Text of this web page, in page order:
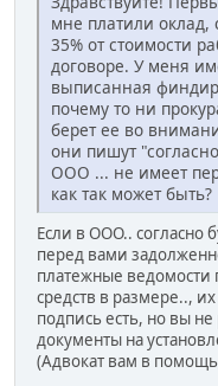
мне платили оклад,
35% от стоимости
договоре. У меня
выписанная
почему то ни
берет ее во
они пишут
ООО ... не имеет
как так может быть?
Если в ООО.. согласно
перед вами
платежные
средств в размере..,
подпись есть, но вы
документы на
(Адвокат вам в